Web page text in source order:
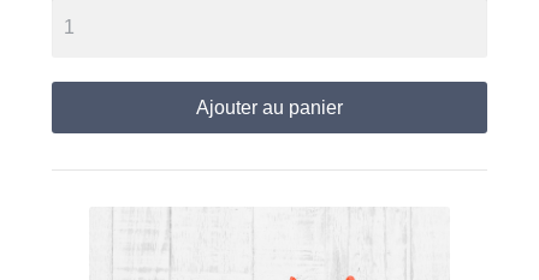
Ajouter au panier